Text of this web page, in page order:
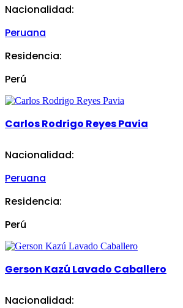
Nacionalidad:
Peruana
Residencia:
Perú
Carlos Rodrigo Reyes Pavia
Nacionalidad:
Peruana
Residencia:
Perú
Gerson Kazú Lavado Caballero
Nacionalidad: